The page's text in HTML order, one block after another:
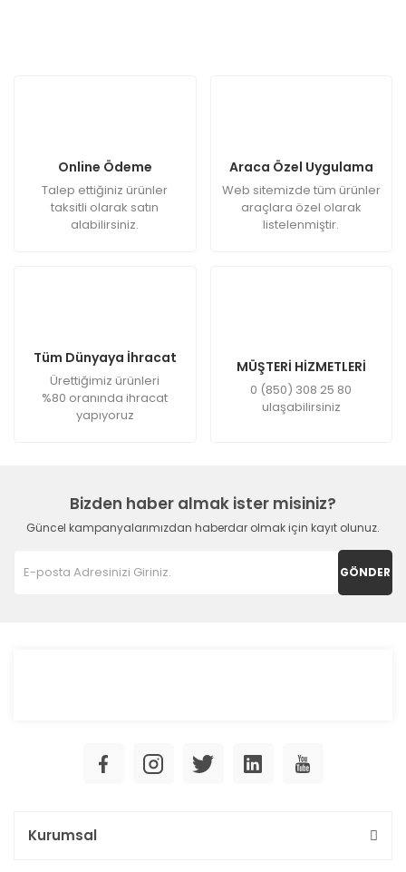
Online Ödeme
Talep ettiğiniz ürünler
taksitli olarak satın
alabilirsiniz.
Araca Özel Uygulama
Web sitemizde tüm ürünler
araçlara özel olarak
listelenmiştir.
Tüm Dünyaya İhracat
Ürettiğimiz ürünleri
%80 oranında ihracat
yapıyoruz
MÜŞTERİ HİZMETLERİ
0 (850) 308 25 80
ulaşabilirsiniz
Bizden haber almak ister misiniz?
Güncel kampanyalarımızdan haberdar olmak için kayıt olunuz.
GÖNDER
Kurumsal